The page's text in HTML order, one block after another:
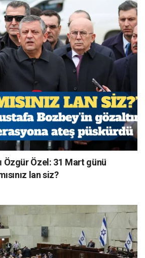
Özgür Özel: 31 Mart günü
lan siz?